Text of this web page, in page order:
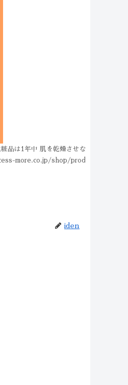
品は1年中 肌を乾燥させな
more.co.jp/shop/prod
iden